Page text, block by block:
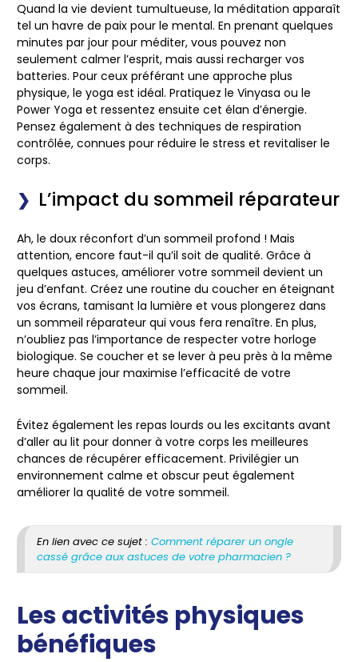
Quand la vie devient tumultueuse, la méditation apparaît
tel un havre de paix pour le mental. En prenant quelques
minutes par jour pour méditer, vous pouvez non
seulement calmer l’esprit, mais aussi recharger vos
batteries. Pour ceux préférant une approche plus
physique, le yoga est idéal. Pratiquez le Vinyasa ou le
Power Yoga et ressentez ensuite cet élan d’énergie.
Pensez également à des techniques de respiration
contrôlée, connues pour réduire le stress et revitaliser le
corps.
L’impact du sommeil réparateur
Ah, le doux réconfort d’un sommeil profond ! Mais
attention, encore faut-il qu’il soit de qualité. Grâce à
quelques astuces, améliorer votre sommeil devient un
jeu d’enfant. Créez une routine du coucher en éteignant
vos écrans, tamisant la lumière et vous plongerez dans
un sommeil réparateur qui vous fera renaître. En plus,
n’oubliez pas l’importance de respecter votre horloge
biologique. Se coucher et se lever à peu près à la même
heure chaque jour maximise l’efficacité de votre
sommeil.
Évitez également les repas lourds ou les excitants avant
d’aller au lit pour donner à votre corps les meilleures
chances de récupérer efficacement. Privilégier un
environnement calme et obscur peut également
améliorer la qualité de votre sommeil.
En lien avec ce sujet : Comment réparer un ongle
cassé grâce aux astuces de votre pharmacien ?
Les activités physiques
bénéfiques